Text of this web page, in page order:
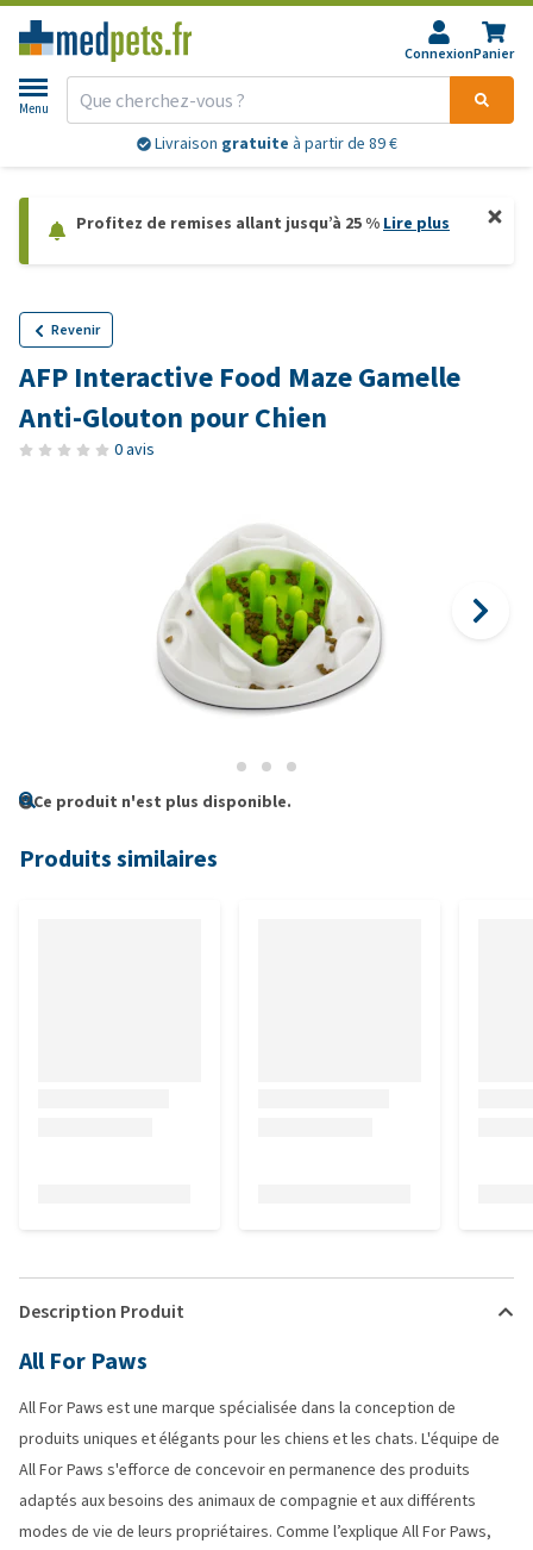
ConnexionPanier
Menu
Livraison gratuite à partir de 89 €
Profitez de remises allant jusqu’à 25 % Lire plus
Revenir
AFP Interactive Food Maze Gamelle
Anti-Glouton pour Chien
0 avis
Ce produit n'est plus disponible.
Produits similaires
Description Produit
All For Paws
All For Paws est une marque spécialisée dans la conception de
produits uniques et élégants pour les chiens et les chats. L'équipe de
All For Paws s'efforce de concevoir en permanence des produits
adaptés aux besoins des animaux de compagnie et aux différents
modes de vie de leurs propriétaires. Comme l’explique All For Paws,